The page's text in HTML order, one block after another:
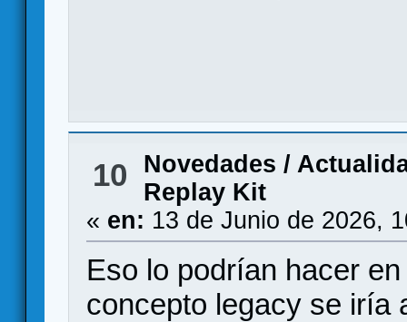
10
Novedades /
Replay Kit
« en: 13 de Junio de 2026,
Eso lo podrían hacer
concepto legacy se iría